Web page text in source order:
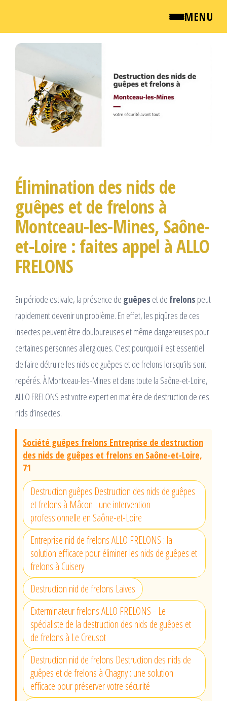
MENU
QUI SOMMES NOUS ?
NEWSROOM
TARIFS
Passer
contenu
Élimination des nids de
guêpes et de frelons à
Montceau-les-Mines, Saône-
et-Loire : faites appel à ALLO
FRELONS
En période estivale, la présence de guêpes et de frelons peut
rapidement devenir un problème. En effet, les piqûres de ces
insectes peuvent être douloureuses et même dangereuses pour
certaines personnes allergiques. C’est pourquoi il est essentiel
de faire détruire les nids de guêpes et de frelons lorsqu’ils sont
repérés. À Montceau-les-Mines et dans toute la Saône-et-Loire,
ALLO FRELONS est votre expert en matière de destruction de ces
nids d’insectes.
Société guêpes frelons Entreprise de destruction
des nids de guêpes et frelons en Saône-et-Loire,
71
Destruction guêpes Destruction des nids de guêpes
et frelons à Mâcon : une intervention
professionnelle en Saône-et-Loire
Entreprise nid de frelons ALLO FRELONS : la
solution efficace pour éliminer les nids de guêpes et
frelons à Cuisery
Destruction nid de frelons Laives
Exterminateur frelons ALLO FRELONS - Le
spécialiste de la destruction des nids de guêpes et
de frelons à Le Creusot
Destruction nid de frelons Destruction des nids de
guêpes et de frelons à Chagny : une solution
efficace pour préserver votre sécurité